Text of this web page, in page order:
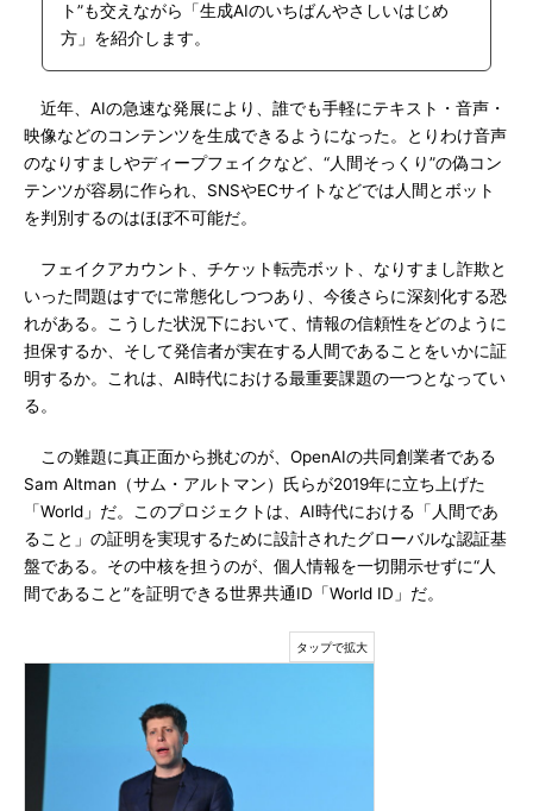
ト”も交えながら「生成AIのいちばんやさしいはじめ
方」を紹介します。
近年、AIの急速な発展により、誰でも手軽にテキスト・音声・
映像などのコンテンツを生成できるようになった。とりわけ音声
のなりすましやディープフェイクなど、“人間そっくり”の偽コン
テンツが容易に作られ、SNSやECサイトなどでは人間とボット
を判別するのはほぼ不可能だ。
フェイクアカウント、チケット転売ボット、なりすまし詐欺と
いった問題はすでに常態化しつつあり、今後さらに深刻化する恐
れがある。こうした状況下において、情報の信頼性をどのように
担保するか、そして発信者が実在する人間であることをいかに証
明するか。これは、AI時代における最重要課題の一つとなってい
る。
この難題に真正面から挑むのが、OpenAIの共同創業者である
Sam Altman（サム・アルトマン）氏らが2019年に立ち上げた
「World」だ。このプロジェクトは、AI時代における「人間であ
ること」の証明を実現するために設計されたグローバルな認証基
盤である。その中核を担うのが、個人情報を一切開示せずに“人
間であること”を証明できる世界共通ID「World ID」だ。